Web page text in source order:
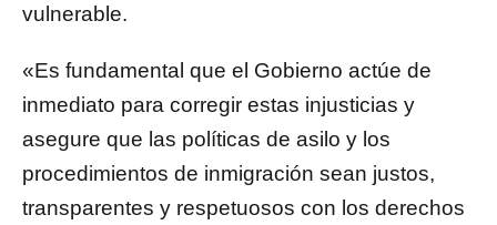
vulnerable.
«Es fundamental que el Gobierno actúe de
inmediato para corregir estas injusticias y
asegure que las políticas de asilo y los
procedimientos de inmigración sean justos,
transparentes y respetuosos con los derechos